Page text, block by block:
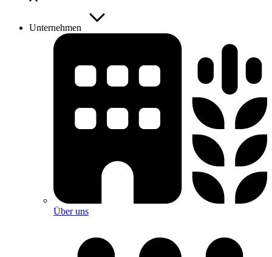
Unternehmen
Über uns